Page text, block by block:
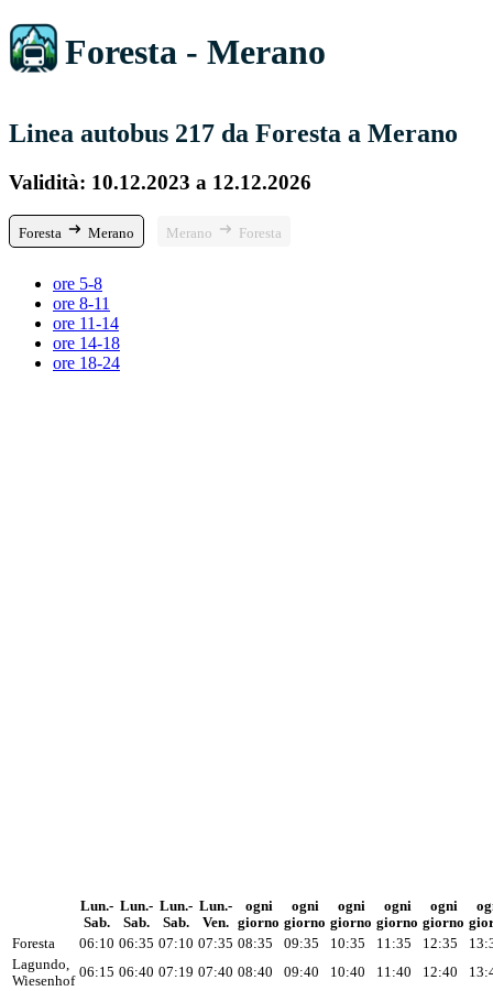
Foresta - Merano
Linea autobus 217 da Foresta a Merano
Validità: 10.12.2023 a 12.12.2026
Foresta Merano Merano Foresta
ore 5-8
ore 8-11
ore 11-14
ore 14-18
ore 18-24
Lun.-
Sab.
Lun.-
Sab.
Lun.-
Sab.
Lun.-
Ven.
ogni
giorno
ogni
giorno
ogni
giorno
ogni
giorno
ogni
giorno
Foresta
06:10 06:35 07:10 07:35 08:35 09:35 10:35 11:35 12:35
Lagundo,
Wiesenhof
06:15 06:40 07:19 07:40 08:40 09:40 10:40 11:40 12:40